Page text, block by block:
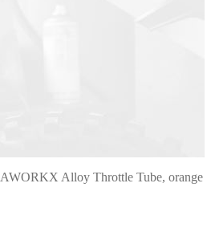
AWORKX Alloy Throttle Tube, orange